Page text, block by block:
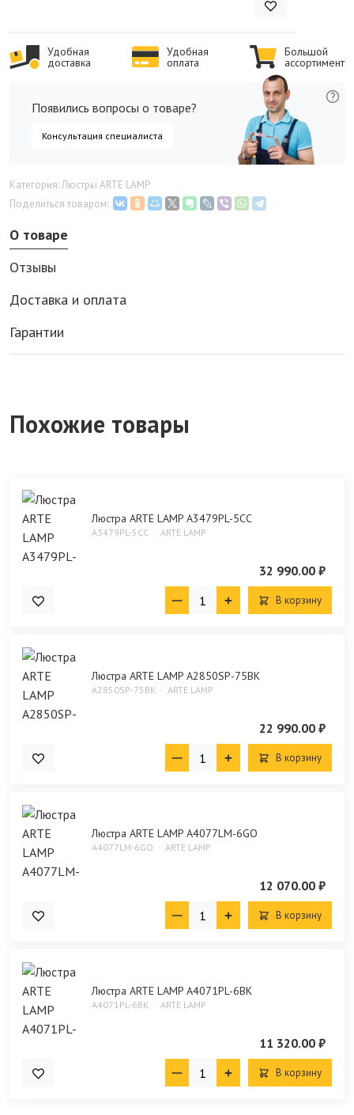
Удобная
доставка
Удобная
оплата
Большой
ассортимент
Появились вопросы о товаре?
Консультация специалиста
Категория: Люстры ARTE LAMP
Поделиться товаром:
О товаре
Отзывы
Доставка и оплата
Гарантии
Похожие товары
Люстра ARTE LAMP A3479PL-5CC
A3479PL-5CC ARTE LAMP
32 990.00 ₽
В корзину
Люстра ARTE LAMP A2850SP-75BK
A2850SP-75BK ARTE LAMP
22 990.00 ₽
В корзину
Люстра ARTE LAMP A4077LM-6GO
A4077LM-6GO ARTE LAMP
12 070.00 ₽
В корзину
Люстра ARTE LAMP A4071PL-6BK
A4071PL-6BK ARTE LAMP
11 320.00 ₽
В корзину